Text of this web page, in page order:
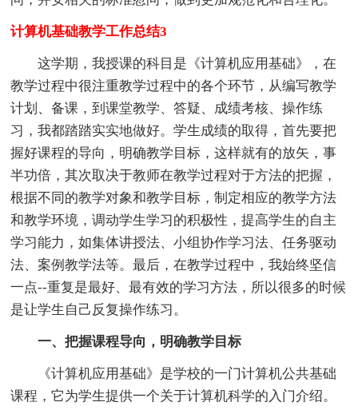
计算机基础教学工作总结3
这学期，我授课的科目是《计算机应用基础》，在
教学过程中很注重教学过程中的各个环节，从编写教学
计划、备课，到课堂教学、答疑、成绩考核、操作练
习，我都踏踏实实地做好。学生成绩的取得，首先要把
握好课程的导向，明确教学目标，这样就有的放矢，事
半功倍，其次取决于教师在教学过程对于方法的把握，
根据不同的教学对象和教学目标，制定相应的教学方法
和教学环境，调动学生学习的积极性，提高学生的自主
学习能力，如集体讲授法、小组协作学习法、任务驱动
法、案例教学法等。最后，在教学过程中，我始终坚信
一点--重复是最好、最有效的学习方法，所以很多的时候
是让学生自己反复操作练习。
一、把握课程导向，明确教学目标
《计算机应用基础》是学校的一门计算机公共基础
课程，它为学生提供一个关于计算机科学的入门介绍。